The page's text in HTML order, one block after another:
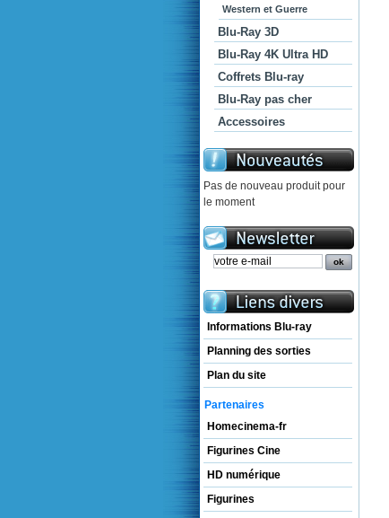
Western et Guerre
Blu-Ray 3D
Blu-Ray 4K Ultra HD
Coffrets Blu-ray
Blu-Ray pas cher
Accessoires
Pas de nouveau produit pour
le moment
Informations Blu-ray
Planning des sorties
Plan du site
Partenaires
Homecinema-fr
Figurines Cine
HD numérique
Figurines